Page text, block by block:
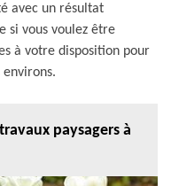
avec un résultat
si vous voulez être
à votre disposition pour
paysagers à